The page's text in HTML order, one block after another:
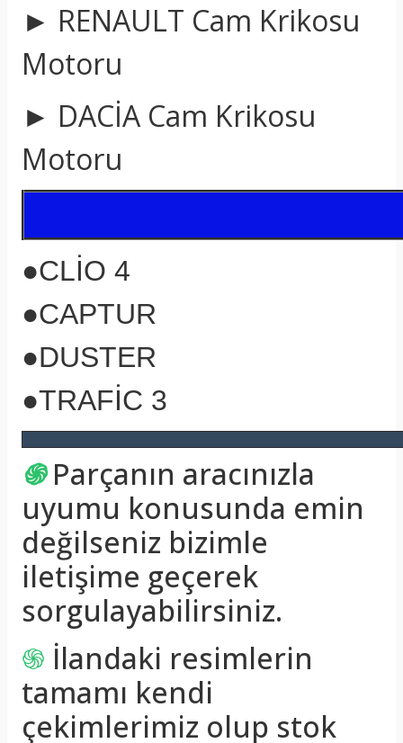
► RENAULT Cam Krikosu
Motoru
► DACİA Cam Krikosu
Motoru
●CLİO 4
●CAPTUR
●DUSTER
●TRAFİC 3
֍ Parçanın aracınızla
uyumu konusunda emin
değilseniz bizimle
iletişime geçerek
sorgulayabilirsiniz.
֍ İlandaki resimlerin
tamamı kendi
çekimlerimiz olup stok